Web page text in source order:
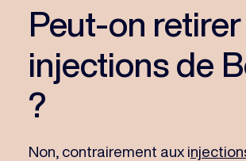
Peut-on
injections de
?
Non, contrairement aux i